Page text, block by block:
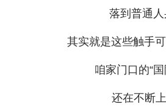
落到普通人
其实就是这些触手可
咱家门口的“国
还在不断上